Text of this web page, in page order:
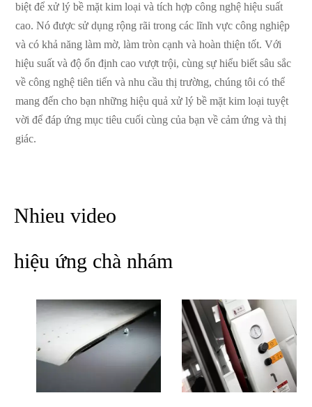
biệt để xử lý bề mặt kim loại và tích hợp công nghệ hiệu suất
cao. Nó được sử dụng rộng rãi trong các lĩnh vực công nghiệp
và có khả năng làm mờ, làm tròn cạnh và hoàn thiện tốt. Với
hiệu suất và độ ổn định cao vượt trội, cùng sự hiểu biết sâu sắc
về công nghệ tiên tiến và nhu cầu thị trường, chúng tôi có thể
mang đến cho bạn những hiệu quả xử lý bề mặt kim loại tuyệt
vời để đáp ứng mục tiêu cuối cùng của bạn về cảm ứng và thị
giác.
Nhieu video
hiệu ứng chà nhám